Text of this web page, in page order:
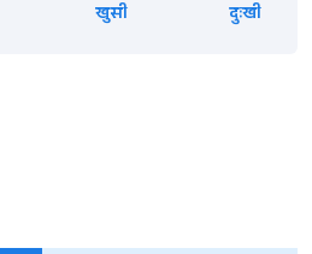
खुसी दुःखी